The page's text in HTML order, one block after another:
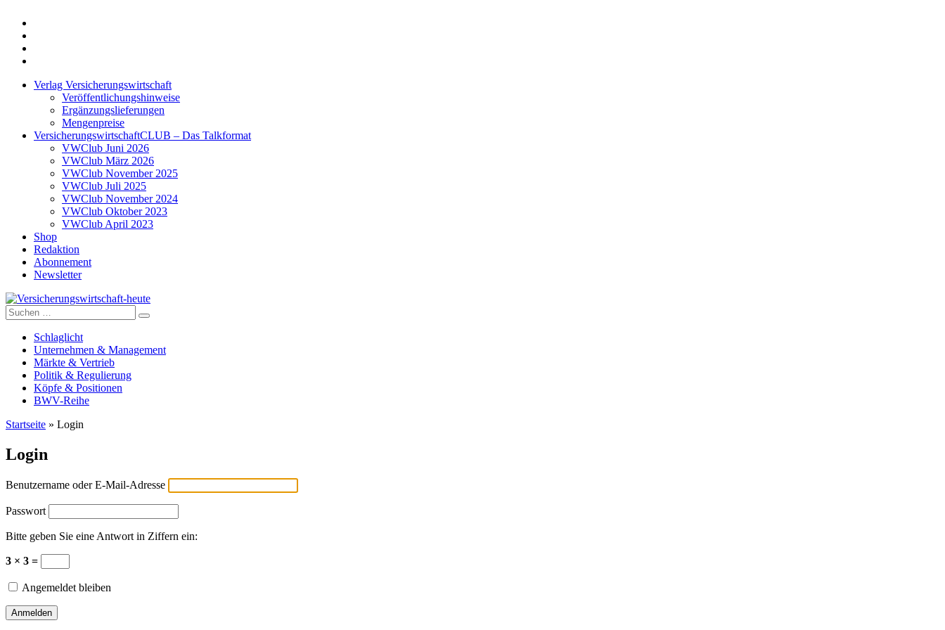
Verlag Versicherungswirtschaft
Veröffentlichungshinweise
Ergänzungslieferungen
Mengenpreise
VersicherungswirtschaftCLUB – Das Talkformat
VWClub Juni 2026
VWClub März 2026
VWClub November 2025
VWClub Juli 2025
VWClub November 2024
VWClub Oktober 2023
VWClub April 2023
Shop
Redaktion
Abonnement
Newsletter
Versicherungswirtschaft-heute
Suche
nach:
Schlaglicht
Unternehmen & Management
Märkte & Vertrieb
Politik & Regulierung
Köpfe & Positionen
BWV-Reihe
Startseite » Login
Login
Benutzername oder E-Mail-Adresse
Passwort
Bitte geben Sie eine Antwort in Ziffern ein:
3 × 3 =
Angemeldet bleiben